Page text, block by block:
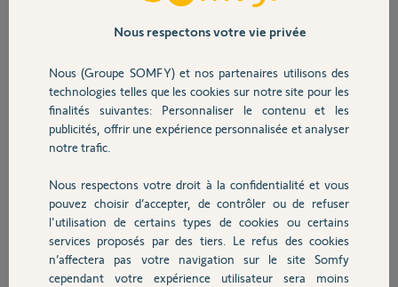
Sécurité
Domotique
Chauffage
Autres produits
Dès que je m'éloigne la télécommande est inefficace.
Gérard Q.
il y a presque 2 ans
Réponses
Nous respectons votre vie privée
Nous (Groupe SOMFY) et nos partenaires utilisons des
technologies telles que les cookies sur notre site pour les
finalités suivantes: Personnaliser le contenu et les
publicités, offrir une expérience personnalisée et analyser
notre trafic.
Nous respectons votre droit à la confidentialité et vous
pouvez choisir d’accepter, de contrôler ou de refuser
l'utilisation de certains types de cookies ou certains
services proposés par des tiers. Le refus des cookies
n’affectera pas votre navigation sur le site Somfy
cependant votre expérience utilisateur sera moins